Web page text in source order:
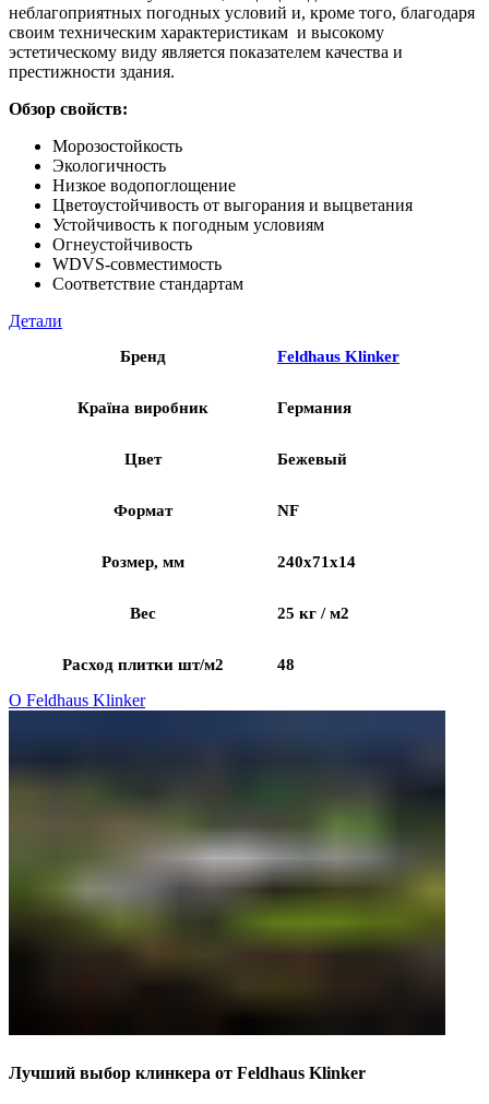
неблагоприятных погодных условий и, кроме того, благодаря
своим техническим характеристикам и высокому
эстетическому виду является показателем качества и
престижности здания.
Обзор свойств:
Морозостойкость
Экологичность
Низкое водопоглощение
Цветоустойчивость от выгорания и выцветания
Устойчивость к погодным условиям
Огнеустойчивость
WDVS-совместимость
Соответствие стандартам
Детали
Бренд Feldhaus Klinker
Країна виробник Германия
Цвет Бежевый
Формат NF
Розмер, мм 240x71x14
Вес 25 кг / м2
Расход плитки шт/м2 48
О Feldhaus Klinker
Лучший выбор клинкера от Feldhaus Klinker